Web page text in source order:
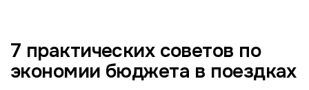
7 практических советов по
экономии бюджета в поездках